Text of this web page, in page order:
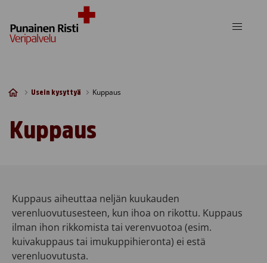
Usein kysyttyä Kuppaus
Kuppaus
Kuppaus aiheuttaa neljän kuukauden
verenluovutusesteen, kun ihoa on rikottu. Kuppaus
ilman ihon rikkomista tai verenvuotoa (esim.
kuivakuppaus tai imukuppihieronta) ei estä
verenluovutusta.